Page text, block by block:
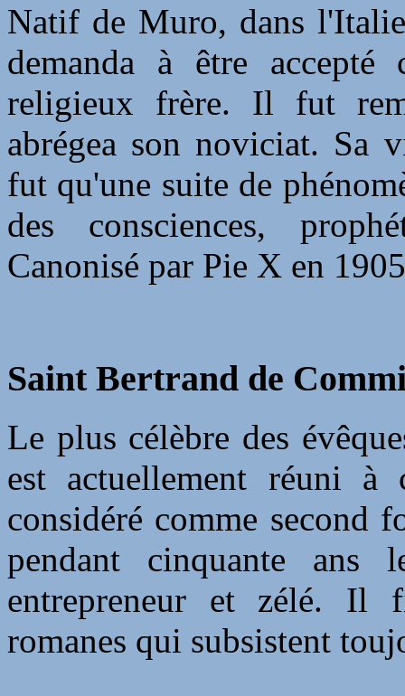
Natif de Muro, dans
demanda à être accepté
religieux frère. Il fut
abrégea son noviciat. Sa
fut qu'une suite de
des consciences,
Canonisé par Pie X en
Saint Bertrand de
Le plus célèbre des
est actuellement réuni
considéré comme second
pendant cinquante ans
entrepreneur et zélé. Il
romanes qui subsistent